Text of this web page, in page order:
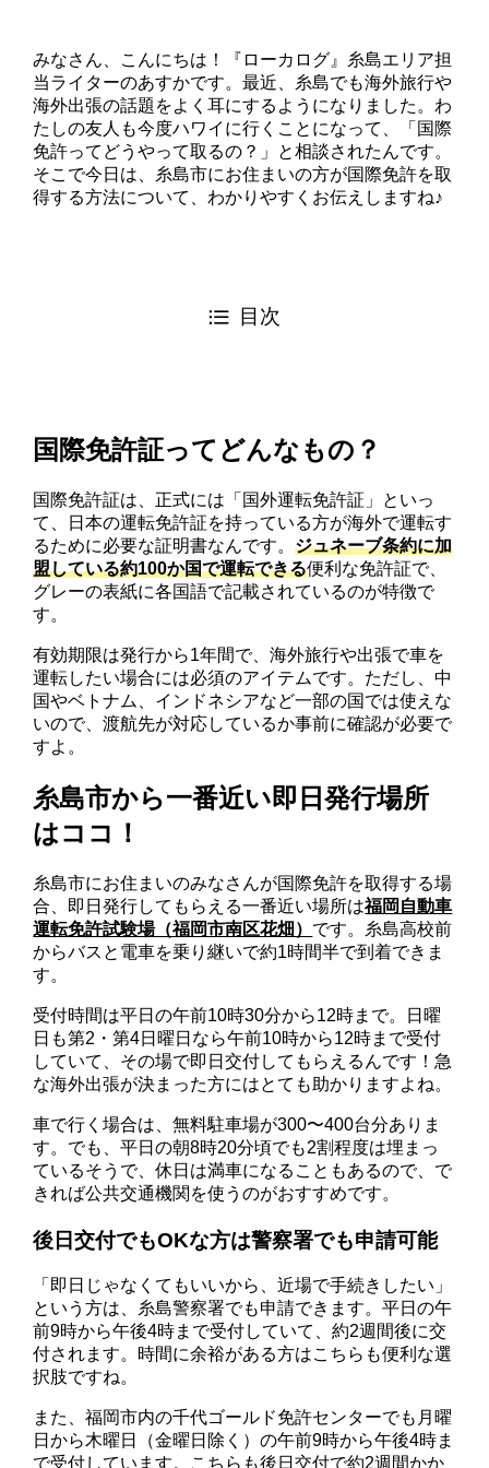
みなさん、こんにちは！『ローカログ』糸島エリア担
当ライターのあすかです。最近、糸島でも海外旅行や
海外出張の話題をよく耳にするようになりました。わ
たしの友人も今度ハワイに行くことになって、「国際
免許ってどうやって取るの？」と相談されたんです。
そこで今日は、糸島市にお住まいの方が国際免許を取
得する方法について、わかりやすくお伝えしますね♪
目次
国際免許証ってどんなもの？
国際免許証は、正式には「国外運転免許証」といっ
て、日本の運転免許証を持っている方が海外で運転す
るために必要な証明書なんです。ジュネーブ条約に加
盟している約100か国で運転できる便利な免許証で、
グレーの表紙に各国語で記載されているのが特徴で
す。
有効期限は発行から1年間で、海外旅行や出張で車を
運転したい場合には必須のアイテムです。ただし、中
国やベトナム、インドネシアなど一部の国では使えな
いので、渡航先が対応しているか事前に確認が必要で
すよ。
糸島市から一番近い即日発行場所
はココ！
糸島市にお住まいのみなさんが国際免許を取得する場
合、即日発行してもらえる一番近い場所は福岡自動車
運転免許試験場（福岡市南区花畑） です。糸島高校前
からバスと電車を乗り継いで約1時間半で到着できま
す。
受付時間は平日の午前10時30分から12時まで。日曜
日も第2・第4日曜日なら午前10時から12時まで受付
していて、その場で即日交付してもらえるんです！急
な海外出張が決まった方にはとても助かりますよね。
車で行く場合は、無料駐車場が300〜400台分ありま
す。でも、平日の朝8時20分頃でも2割程度は埋まっ
ているそうで、休日は満車になることもあるので、で
きれば公共交通機関を使うのがおすすめです。
後日交付でもOKな方は警察署でも申請可能
「即日じゃなくてもいいから、近場で手続きしたい」
という方は、糸島警察署でも申請できます。平日の午
前9時から午後4時まで受付していて、約2週間後に交
付されます。時間に余裕がある方はこちらも便利な選
択肢ですね。
また、福岡市内の千代ゴールド免許センターでも月曜
日から木曜日（金曜日除く）の午前9時から午後4時ま
で受付しています。こちらも後日交付で約2週間かか